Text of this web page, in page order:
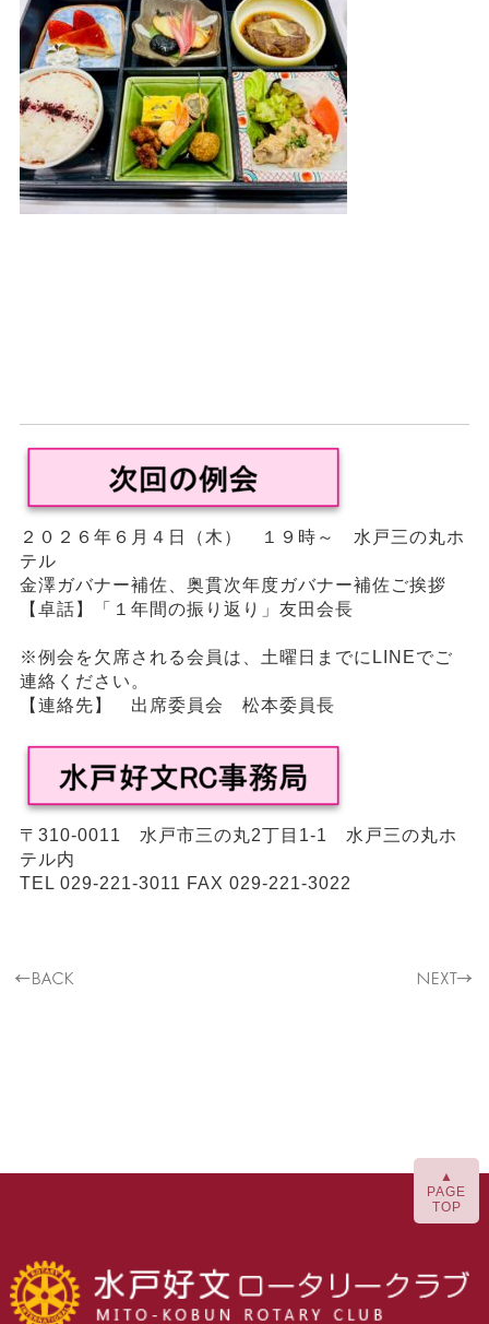
２０２６年６月４日（木） １９時～ 水戸三の丸ホ
テル
金澤ガバナー補佐、奥貫次年度ガバナー補佐ご挨拶
【卓話】「１年間の振り返り」友田会長
※例会を欠席される会員は、土曜日までにLINEでご
連絡ください。
【連絡先】 出席委員会 松本委員長
〒310-0011 水戸市三の丸2丁目1-1 水戸三の丸ホ
テル内
TEL 029-221-3011 FAX 029-221-3022
▲
PAGE
TOP